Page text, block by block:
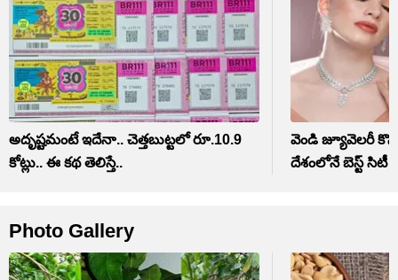
అదృష్టమంటే ఇదేనా.. చెత్తబుట్టలో రూ.10.9
కోట్లు.. ఈ కథ తెలిస్తే..
వెండి జ్యూవెలరీ
దేశంలోనే బెస్ట్ సిటీ
Photo Gallery